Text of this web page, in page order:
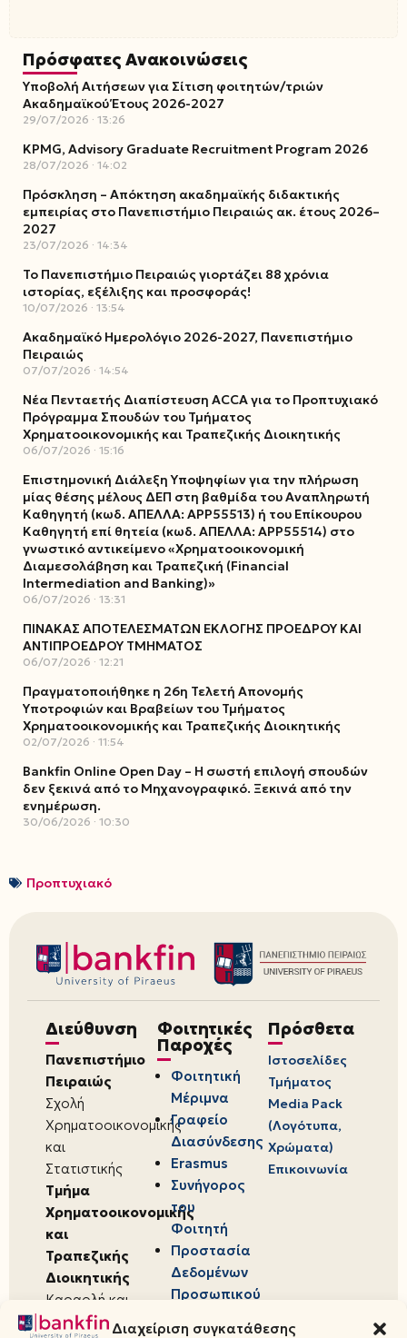
Διαχείριση συγκατάθεσης
Πρόσφατες Ανακοινώσεις
Υποβολή Αιτήσεων για Σίτιση φοιτητών/τριών
Ακαδημαϊκού Έτους 2026-2027
29/07/2026 13:26
KPMG, Advisory Graduate Recruitment Program 2026
28/07/2026 14:02
Πρόσκληση – Απόκτηση ακαδημαϊκής διδακτικής
εμπειρίας στο Πανεπιστήμιο Πειραιώς ακ. έτους 2026–
2027
23/07/2026 14:34
Το Πανεπιστήμιο Πειραιώς γιορτάζει 88 χρόνια
ιστορίας, εξέλιξης και προσφοράς!
10/07/2026 13:54
Ακαδημαϊκό Ημερολόγιο 2026-2027, Πανεπιστήμιο
Πειραιώς
07/07/2026 14:54
Νέα Πενταετής Διαπίστευση ACCA για το Προπτυχιακό
Πρόγραμμα Σπουδών του Τμήματος
Χρηματοοικονομικής και Τραπεζικής Διοικητικής
06/07/2026 15:16
Επιστημονική Διάλεξη Υποψηφίων για την πλήρωση
μίας θέσης μέλους ΔΕΠ στη βαθμίδα του Αναπληρωτή
Καθηγητή (κωδ. ΑΠΕΛΛΑ: ΑΡΡ55513) ή του Επίκουρου
Καθηγητή επί θητεία (κωδ. ΑΠΕΛΛΑ: ΑΡΡ55514) στο
γνωστικό αντικείμενο «Χρηματοοικονομική
Διαμεσολάβηση και Τραπεζική (Financial
Intermediation and Banking)»
06/07/2026 13:31
ΠΙΝΑΚΑΣ ΑΠΟΤΕΛΕΣΜΑΤΩΝ ΕΚΛΟΓΗΣ ΠΡΟΕΔΡΟΥ ΚΑΙ
ΑΝΤΙΠΡΟΕΔΡΟΥ ΤΜΗΜΑΤΟΣ
06/07/2026 12:21
Πραγματοποιήθηκε η 26η Τελετή Απονομής
Υποτροφιών και Βραβείων του Τμήματος
Χρηματοοικονομικής και Τραπεζικής Διοικητικής
02/07/2026 11:54
Bankfin Online Open Day – Η σωστή επιλογή σπουδών
δεν ξεκινά από το Μηχανογραφικό. Ξεκινά από την
ενημέρωση.
30/06/2026 10:30
Προπτυχιακό
Διεύθυνση
Πανεπιστήμιο
Πειραιώς
Σχολή
Χρηματοοικονομικής
και
Στατιστικής
Τμήμα
Χρηματοοικονομικής
και
Τραπεζικής
Διοικητικής
Καραολή και
Δημητρίου 80,
Φοιτητικές
Παροχές
Φοιτητική
Μέριμνα
Γραφείο
Διασύνδεσης
Erasmus
Συνήγορος
του
Φοιτητή
Προστασία
Δεδομένων
Προσωπικού
Πρόσθετα
Ιστοσελίδες
Τμήματος
Media Pack
(Λογότυπα,
Χρώματα)
Επικοινωνία